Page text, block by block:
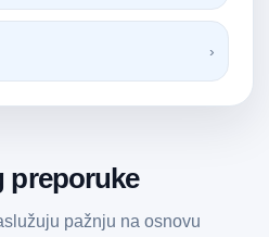
›
preporuke
pažnju na osnovu